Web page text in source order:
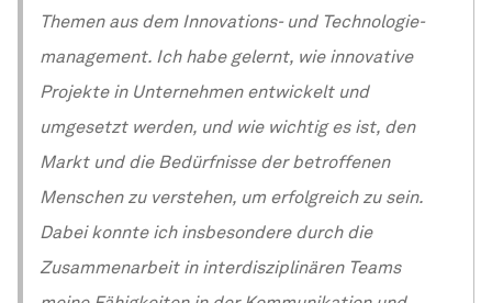
Themen aus dem Innovations- und Technologie­
management. Ich habe gelernt, wie innovative
Projekte in Unternehmen entwickelt und
umgesetzt werden, und wie wichtig es ist, den
Markt und die Bedürfnisse der betroffenen
Menschen zu verstehen, um erfolgreich zu sein.
Dabei konnte ich insbesondere durch die
Zusammenarbeit in interdisziplinären Teams